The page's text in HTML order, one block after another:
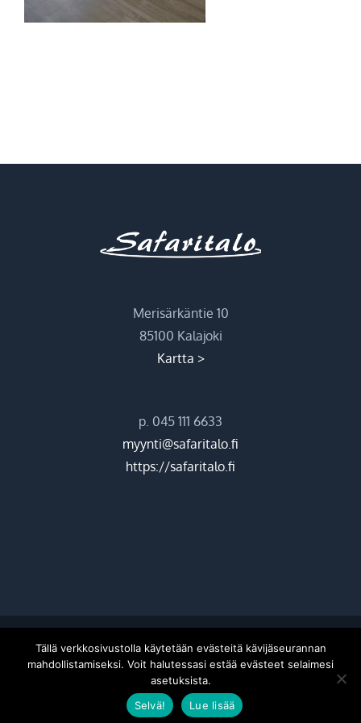
Merisärkäntie 10
85100 Kalajoki
Kartta >
p. 045 111 6633
myynti@safaritalo.fi
https://safaritalo.fi
©2026 Hiekkasärkkien ohjelmapalvelut Oy |Donetti
FacebookInstagram
Tällä verkkosivustolla käytetään evästeitä kävijäseurannan
mahdollistamiseksi. Voit halutessasi estää evästeet selaimesi
asetuksista.
Selvä!
Lue lisää